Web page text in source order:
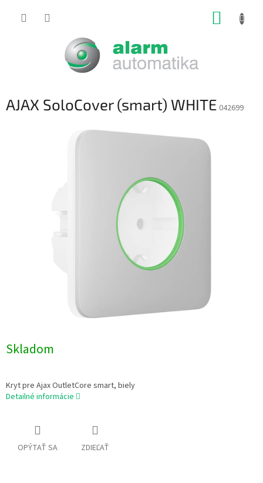
AJAX SoloCover (smart) WHITE 042699
Skladom
Kryt pre Ajax OutletCore smart, biely
Detailné informácie
OPÝTAŤ SA ZDIEĽAŤ